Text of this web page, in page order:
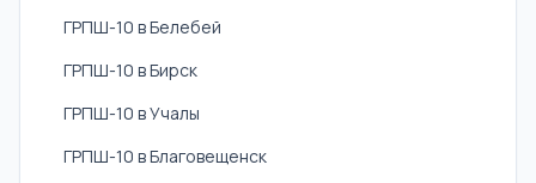
ГРПШ-10 в Белебей
ГРПШ-10 в Бирск
ГРПШ-10 в Учалы
ГРПШ-10 в Благовещенск